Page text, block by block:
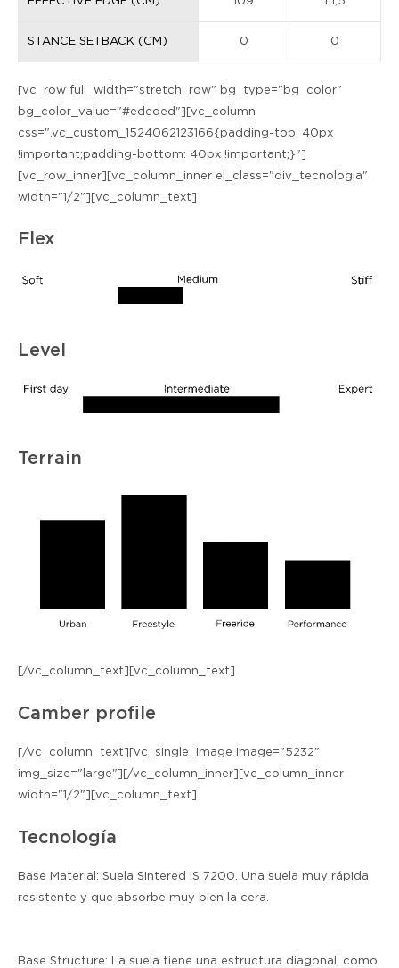
STANCE SETBACK (CM) 0 0
[vc_row full_width="stretch_row" bg_type="bg_color"
bg_color_value="#ededed"][vc_column
css=".vc_custom_1524062123166{padding-top: 40px
!important;padding-bottom: 40px !important;}"]
[vc_row_inner][vc_column_inner el_class="div_tecnologia"
width="1/2"][vc_column_text]
Flex
Level
Terrain
[/vc_column_text][vc_column_text]
Camber profile
[/vc_column_text][vc_single_image image="5232"
img_size="large"][/vc_column_inner][vc_column_inner
width="1/2"][vc_column_text]
Tecnología
Base Material: Suela Sintered IS 7200. Una suela muy rápida,
resistente y que absorbe muy bien la cera.
Base Structure: La suela tiene una estructura diagonal, como